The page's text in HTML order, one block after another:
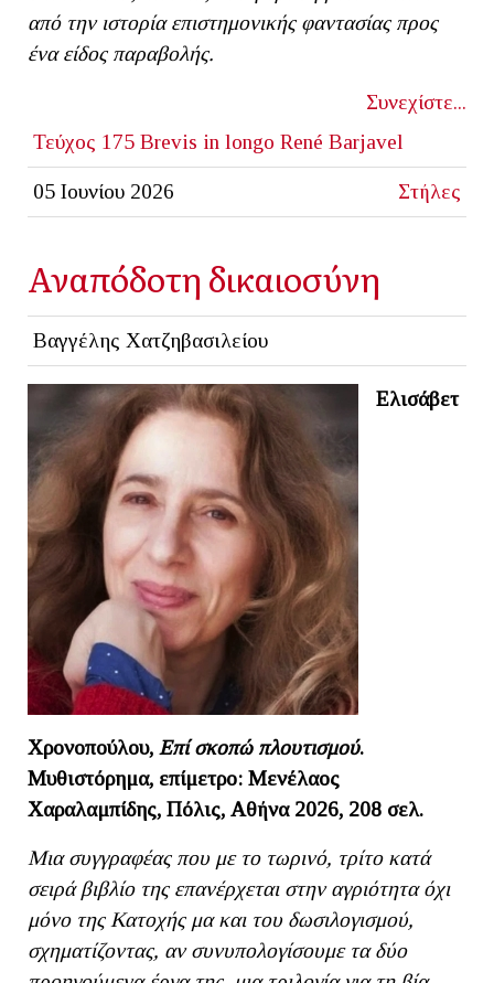
από την ιστορία επιστημονικής φαντασίας προς
ένα είδος παραβολής.
Συνεχίστε...
Τεύχος 175 Brevis in longo René Barjavel
05 Ιουνίου 2026 Στήλες
Αναπόδοτη δικαιοσύνη
Βαγγέλης Χατζηβασιλείου
Ελισάβετ
Χρονοπούλου, Επί σκοπώ πλουτισμού.
Μυθιστόρημα, επίμετρο: Μενέλαος
Χαραλαμπίδης, Πόλις, Αθήνα 2026, 208 σελ.
Μια συγγραφέας που με το τωρινό, τρίτο κατά
σειρά βιβλίο της επανέρχεται στην αγριότητα όχι
μόνο της Κατοχής μα και του δωσιλογισμού,
σχηματίζοντας, αν συνυπολογίσουμε τα δύο